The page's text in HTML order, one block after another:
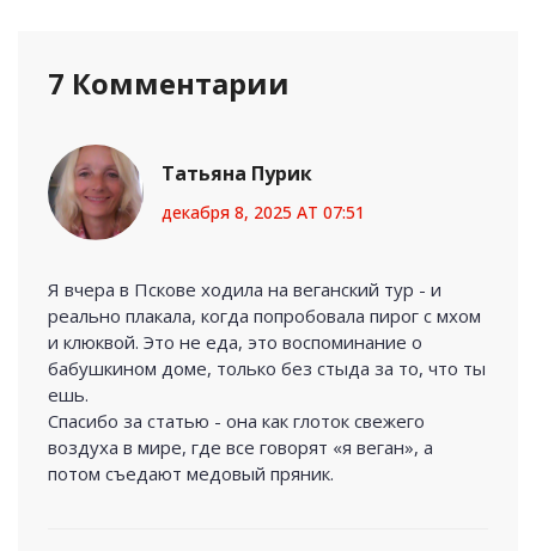
7 Комментарии
Татьяна Пурик
декабря 8, 2025 AT 07:51
Я вчера в Пскове ходила на веганский тур - и
реально плакала, когда попробовала пирог с мхом
и клюквой. Это не еда, это воспоминание о
бабушкином доме, только без стыда за то, что ты
ешь.
Спасибо за статью - она как глоток свежего
воздуха в мире, где все говорят «я веган», а
потом съедают медовый пряник.